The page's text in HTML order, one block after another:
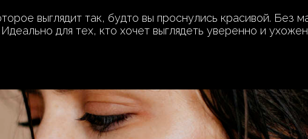
выглядит так, будто вы проснулись красивой. Без
для тех, кто хочет выглядеть уверенно и